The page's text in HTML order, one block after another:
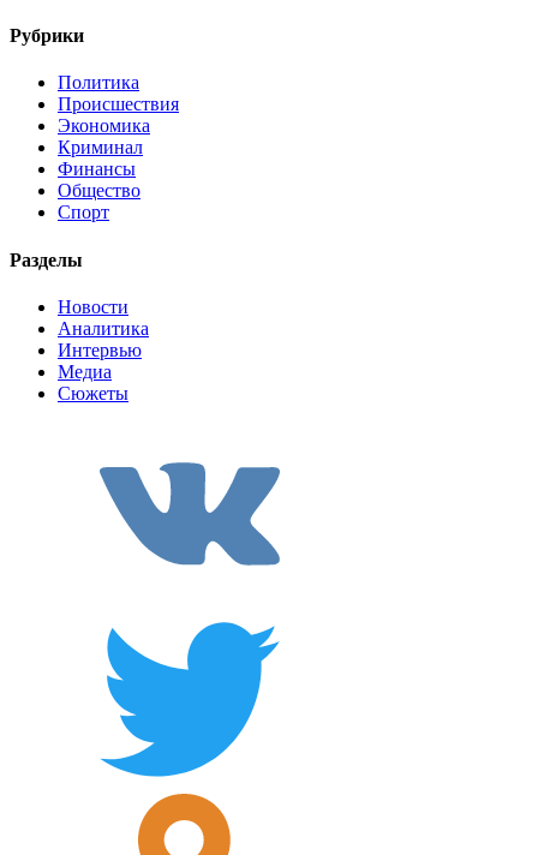
Рубрики
Политика
Происшествия
Экономика
Криминал
Финансы
Общество
Спорт
Разделы
Новости
Аналитика
Интервью
Медиа
Сюжеты